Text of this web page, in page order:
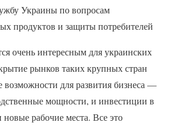
Украины по вопросам
продуктов и защиты потребителей
очень интересным для украинских
рынков таких крупных стран
возможности для развития бизнеса —
мощности, и инвестиции в
рабочие места. Все это